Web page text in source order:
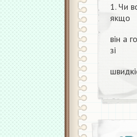
1. Чи
якщо
він а
зі